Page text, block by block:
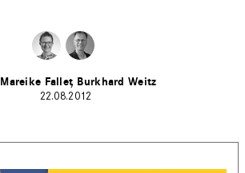
Mareike Fallet Burkhard Weitz
22.08.2012